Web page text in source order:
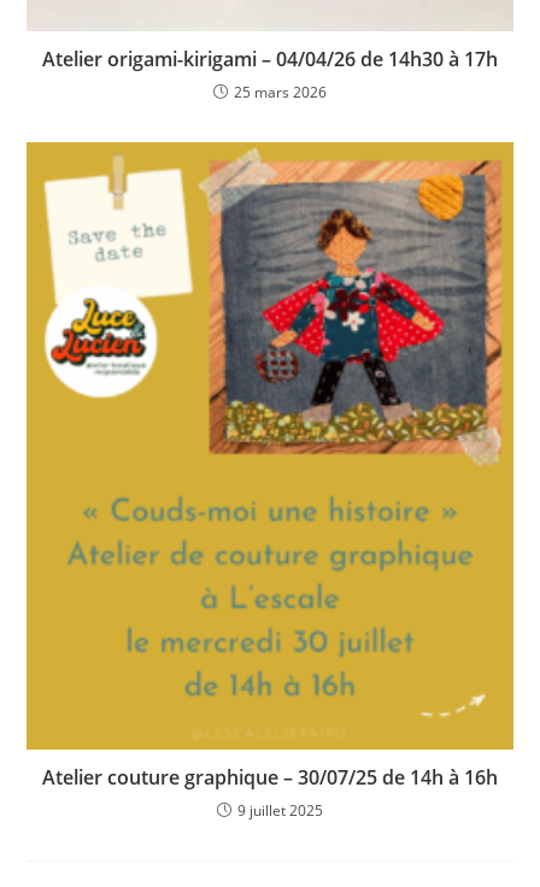
Atelier origami-kirigami – 04/04/26 de 14h30 à 17h
25 mars 2026
Atelier couture graphique – 30/07/25 de 14h à 16h
9 juillet 2025